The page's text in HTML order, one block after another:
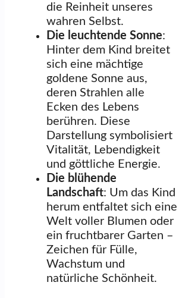
die Reinheit unseres
wahren Selbst.
Die leuchtende Sonne:
Hinter dem Kind breitet
sich eine mächtige
goldene Sonne aus,
deren Strahlen alle
Ecken des Lebens
berühren. Diese
Darstellung symbolisiert
Vitalität, Lebendigkeit
und göttliche Energie.
Die blühende
Landschaft: Um das Kind
herum entfaltet sich eine
Welt voller Blumen oder
ein fruchtbarer Garten –
Zeichen für Fülle,
Wachstum und
natürliche Schönheit.